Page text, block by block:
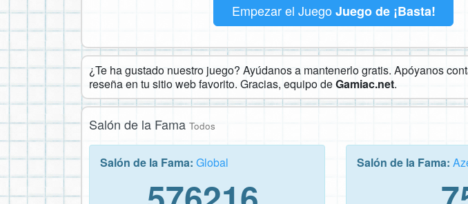
Empezar el Juego Juego de ¡Basta!
¿Te ha gustado nuestro juego? Ayúdanos a mantenerlo gratis. Apóyanos
reseña en tu sitio web favorito. Gracias, equipo deGamiac.net.
Salón de la Fama Todos
Salón de la Fama: Global Salón de la Fama: